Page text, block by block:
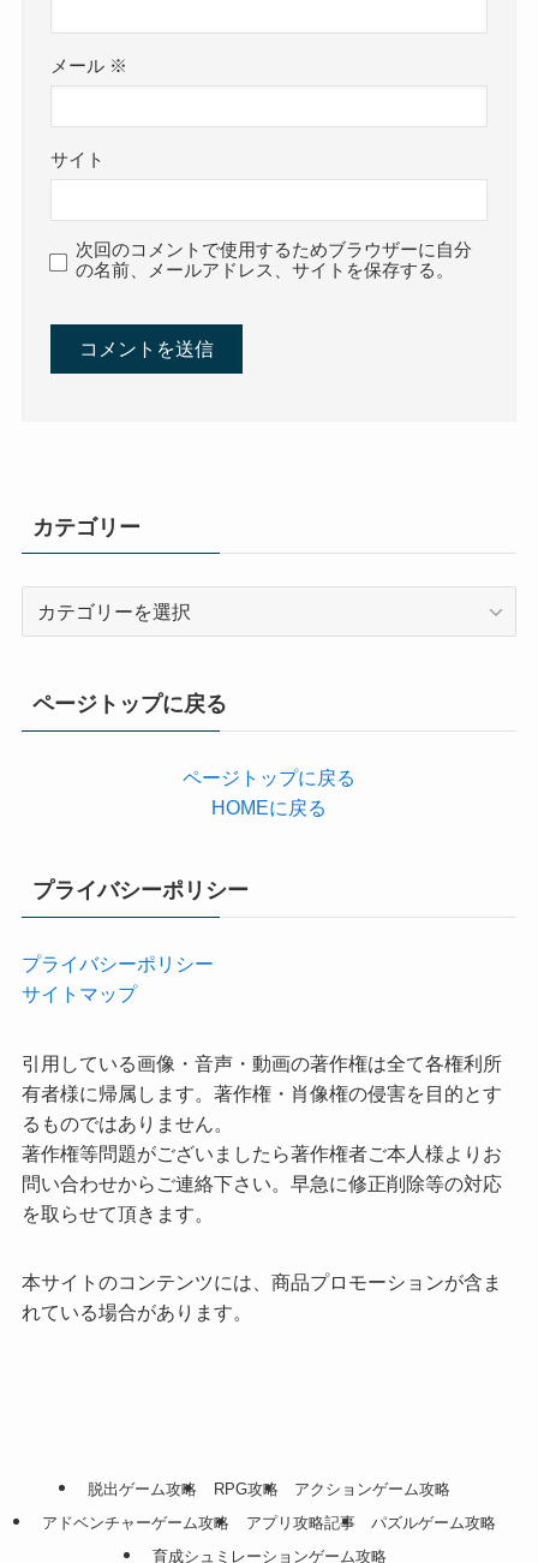
メール ※
サイト
次回のコメントで使用するためブラウザーに自分
の名前、メールアドレス、サイトを保存する。
カテゴリー
ページトップに戻る
ページトップに戻る
HOMEに戻る
プライバシーポリシー
プライバシーポリシー
サイトマップ
引用している画像・音声・動画の著作権は全て各権利所
有者様に帰属します。著作権・肖像権の侵害を目的とす
るものではありません。
著作権等問題がございましたら著作権者ご本人様よりお
問い合わせからご連絡下さい。早急に修正削除等の対応
を取らせて頂きます。
本サイトのコンテンツには、商品プロモーションが含ま
れている場合があります。
脱出ゲーム攻略 RPG攻略
アクションゲーム攻略
アドベンチャーゲーム攻略
アプリ攻略記事
パズルゲーム攻略
育成シュミレーションゲーム攻略